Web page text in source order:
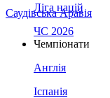
Саудівська Аравія
Ліга націй
ЧС 2026
Чемпіонати
Англія
Іспанія